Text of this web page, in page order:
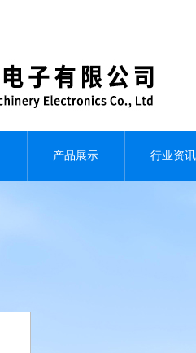
产品展示 行业资讯